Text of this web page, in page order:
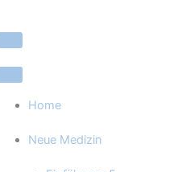
Home
Neue Medizin